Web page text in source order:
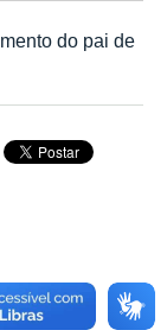
do pai de